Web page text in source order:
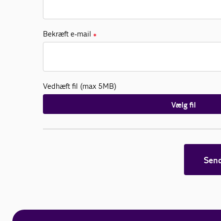
Bekræft e-mail ✱
Vedhæft fil (max 5MB)
Vælg fil
Send